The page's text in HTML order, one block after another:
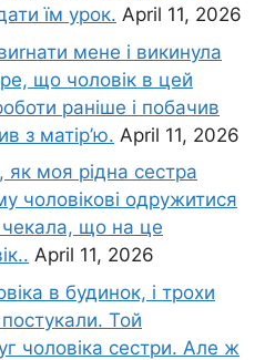
їм урок. April 11, 2026
мене і викинула
що чоловік в цей
раніше і побачив
з матір’ю. April 11, 2026
моя рідна сестра
чоловікові одружитися
що на це
April 11, 2026
в будинок, і трохи
постукали. Той
чоловіка сестри. Але ж